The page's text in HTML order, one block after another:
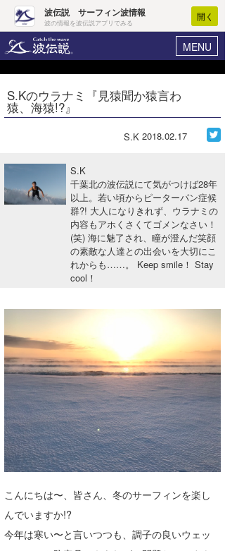
波伝説 サーフィン波情報
波の情報を波伝説アプリでみる
開く
MENU
ヘルプ マイホーム
ログイン
波情報･概況
WAVE HUNTER波予想ツール
サーフィンエリアガイド
S.Kのウラナミ『見猿聞か猿言わ
猿、海猿!?』
S.K 2018.02.17
S.K
千葉北の波伝説にて気がつけば28年
以上。若い頃からピーターパン症候
群?! 大人になりきれず、ウラナミの
内容もアホくさくてゴメンなさい！
(笑) 海に魅了され、瞳が澄んだ笑顔
の素敵な人達との出会いを大切にこ
れからも……。 Keep smile！ Stay
cool！
こんにちは〜、皆さん、冬のサーフィンを楽し
んでいますか!?
今年は寒い〜と言いつつも、調子の良いウェッ
Core Surf Japan
アート＆エンタメ
ショップ情報
千葉北
伊豆
千葉南
大阪
四国
沖縄
その他
ルール＆How to
VOTE!
サーファーズ